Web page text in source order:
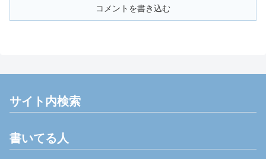
コメントを書き込む
サイト内検索
書いてる人